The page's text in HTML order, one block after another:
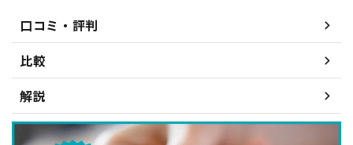
口コミ・評判
比較
解説